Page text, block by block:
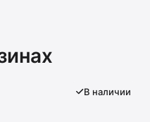
В наличии